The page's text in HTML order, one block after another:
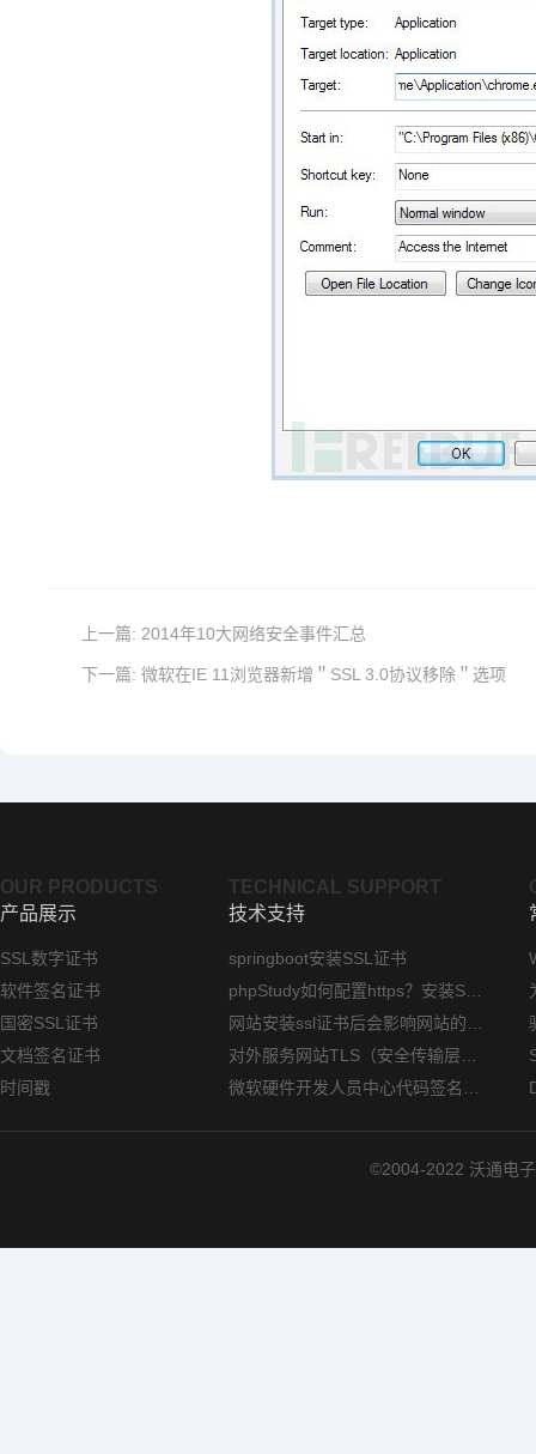
上一篇: 2014年10大网络安全事件汇总
下一篇: 微软在IE 11浏览器新增＂SSL 3.0协议移除＂选项
OUR PRODUCTS
产品展示
SSL数字证书
软件签名证书
国密SSL证书
文档签名证书
时间戳
TECHNICAL SUPPORT
技术支持
springboot安装SSL证书
©2004-2022 沃通电